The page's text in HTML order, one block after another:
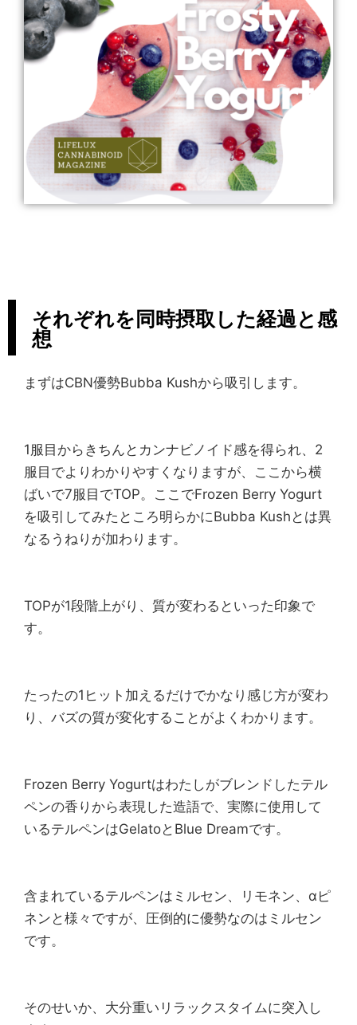
それぞれを同時摂取した経過と感
想
まずはCBN優勢Bubba Kushから吸引します。
1服目からきちんとカンナビノイド感を得られ、2
服目でよりわかりやすくなりますが、ここから横
ばいで7服目でTOP。ここでFrozen Berry Yogurt
を吸引してみたところ明らかにBubba Kushとは異
なるうねりが加わります。
TOPが1段階上がり、質が変わるといった印象で
す。
たったの1ヒット加えるだけでかなり感じ方が変わ
り、バズの質が変化することがよくわかります。
Frozen Berry Yogurtはわたしがブレンドしたテル
ペンの香りから表現した造語で、実際に使用して
いるテルペンはGelatoとBlue Dreamです。
含まれているテルペンはミルセン、リモネン、αピ
ネンと様々ですが、圧倒的に優勢なのはミルセン
です。
そのせいか、大分重いリラックスタイムに突入し